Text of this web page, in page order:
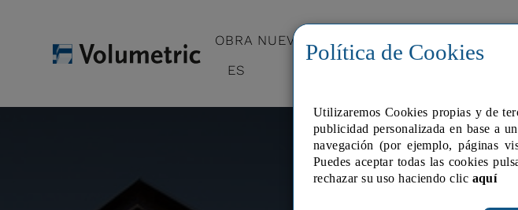
OBRA NUEVA OTROS INMUEBLES
ES
Política de Cookies
Utilizaremos Cookies propias y de
publicidad personalizada en base a
navegación (por ejemplo, páginas
Puedes aceptar todas las cookies
rechazar su uso haciendo clic aquí­